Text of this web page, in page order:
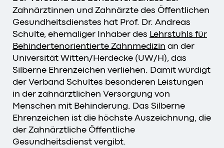
Zahnärztinnen und Zahnärzte des Öffentlichen
Gesundheitsdienstes hat Prof. Dr. Andreas
Schulte, ehemaliger Inhaber des Lehrstuhls für
Behindertenorientierte Zahnmedizin an der
Universität Witten/Herdecke (UW/H), das
Silberne Ehrenzeichen verliehen. Damit würdigt
der Verband Schultes besonderen Leistungen
in der zahnärztlichen Versorgung von
Menschen mit Behinderung. Das Silberne
Ehrenzeichen ist die höchste Auszeichnung, die
der Zahnärztliche Öffentliche
Gesundheitsdienst vergibt.